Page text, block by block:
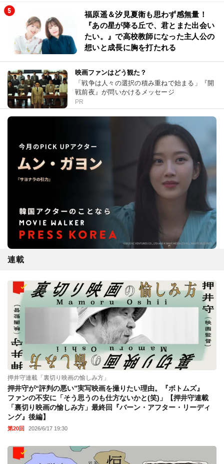
福原遥＆汐見夏衛も思わず感無量！
『あの星が降る丘で、君とまた出会い
たい。』で高校教師になった主人公の
想いと成長に胸を打たれる
映画ファンはどう観た？
「戦争は人々の選択の積み重ねで始まる」『開
戦前夜』が問いかけるメッセージ
PR
連載
押井守連載「裏切り映画の愉しみ方」
押井守が“評判の悪い”実写映画を撮りたい理由。『ボトムズ』
ファンの不安に「そう思うのも仕方ないかと(笑)」【押井守連載
「裏切り映画の愉しみ方」最終回『バーン・アフター・リーディ
ング』後編】
第20回 2026/6/17 19:30